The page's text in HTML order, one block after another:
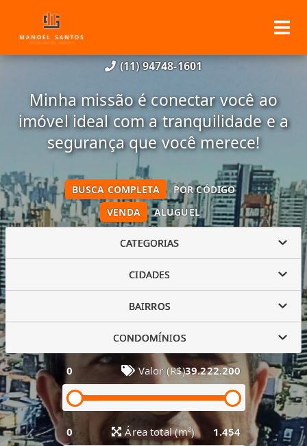
(11) 94748-1601
Minha missão é conectar você ao
imóvel ideal com a tranquilidade e a
segurança que você merece!
VENDA ALUGUEL
BUSCA COMPLETA POR CÓDIGO
CATEGORIAS
CIDADES
BAIRROS
CONDOMÍNIOS
0 Valor (R$)39.222.200
0 Área total (m²) 1.454